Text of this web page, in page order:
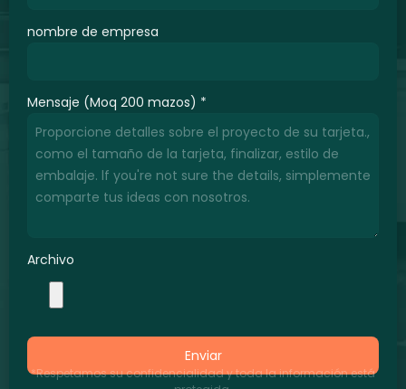
nombre de empresa
Mensaje (Moq 200 mazos) *
Archivo
Enviar
*Respetamos su confidencialidad y toda la información está